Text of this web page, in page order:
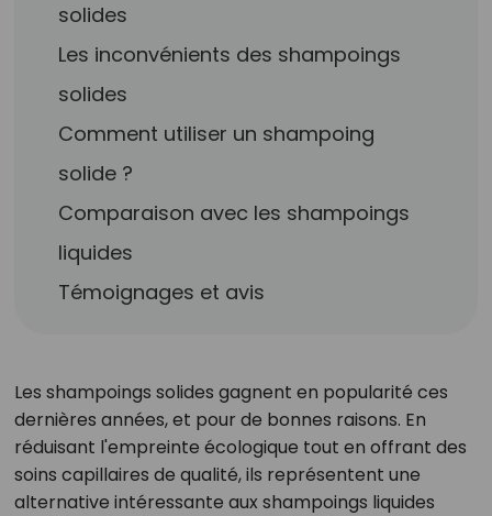
solides
Les inconvénients des shampoings
solides
Comment utiliser un shampoing
solide ?
Comparaison avec les shampoings
liquides
Témoignages et avis
Les shampoings solides gagnent en popularité ces
dernières années, et pour de bonnes raisons. En
réduisant l'empreinte écologique tout en offrant des
soins capillaires de qualité, ils représentent une
alternative intéressante aux shampoings liquides